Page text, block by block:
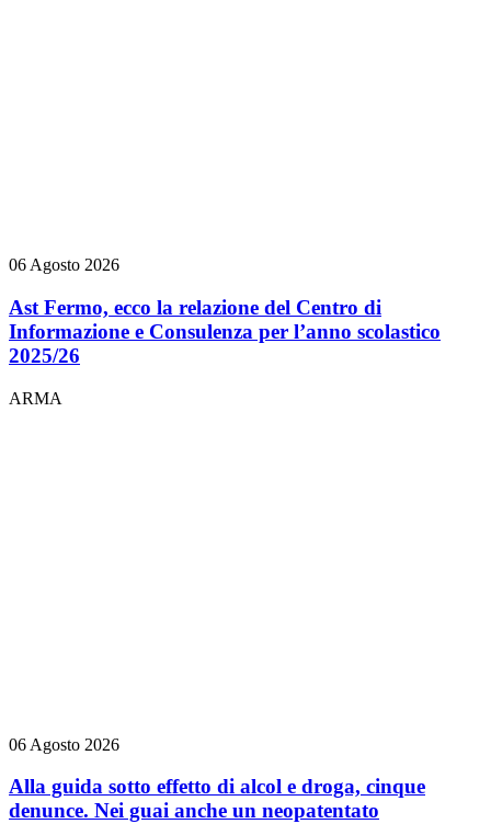
06 Agosto 2026
Ast Fermo, ecco la relazione del Centro di
Informazione e Consulenza per l’anno scolastico
2025/26
ARMA
06 Agosto 2026
Alla guida sotto effetto di alcol e droga, cinque
denunce. Nei guai anche un neopatentato